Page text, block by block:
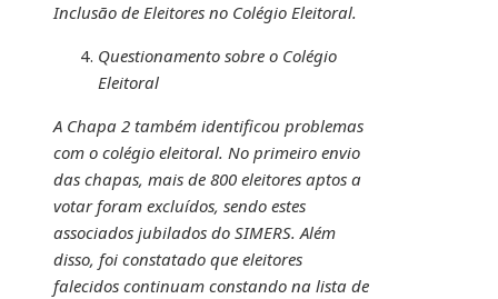
Inclusão de Eleitores no Colégio Eleitoral.
Questionamento sobre o Colégio
Eleitoral
A Chapa 2 também identificou problemas
com o colégio eleitoral. No primeiro envio
das chapas, mais de 800 eleitores aptos a
votar foram excluídos, sendo estes
associados jubilados do SIMERS. Além
disso, foi constatado que eleitores
falecidos continuam constando na lista de